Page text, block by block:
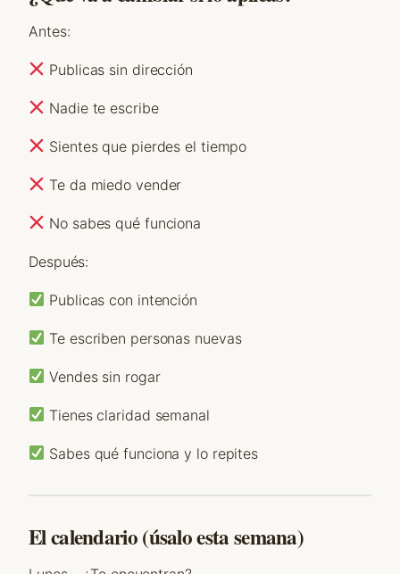
Antes:
Publicas sin dirección
Nadie te escribe
Sientes que pierdes el tiempo
Te da miedo vender
No sabes qué funciona
Después:
Publicas con intención
Te escriben personas nuevas
Vendes sin rogar
Tienes claridad semanal
Sabes qué funciona y lo repites
El calendario (úsalo esta semana)